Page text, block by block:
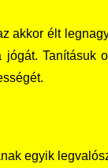
akkor élt
jógát. Tanításuk
egyik